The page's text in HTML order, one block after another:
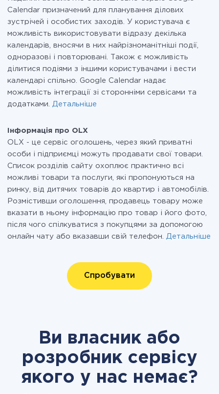
Calendar призначений для планування ділових
зустрічей і особистих заходів. У користувача є
можливість використовувати відразу декілька
календарів, вносячи в них найрізноманітніші події,
одноразові і повторювані. Також є можливість
ділитися подіями з іншими користувачами і вести
календарі спільно. Google Calendar надає
можливість інтеграції зі сторонніми сервісами та
додатками. Детальніше
Інформація про OLX
OLX - це сервіс оголошень, через який приватні
особи і підприємці можуть продавати свої товари.
Список розділів сайту охоплює практично всі
можливі товари та послуги, які пропонуються на
ринку, від дитячих товарів до квартир і автомобілів.
Розмістивши оголошення, продавець товару може
вказати в ньому інформацію про товар і його фото,
після чого спілкуватися з покупцями за допомогою
онлайн чату або вказавши свій телефон. Детальніше
Спробувати
Ви власник або
розробник сервісу
якого у нас немає?